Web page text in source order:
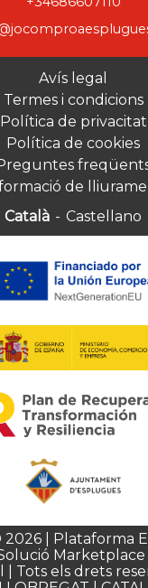
Avís legal
Termes i condicions
Política de privacitat
Política de cookies
de
Català - Castellano
| Plataforma
| Tots els drets